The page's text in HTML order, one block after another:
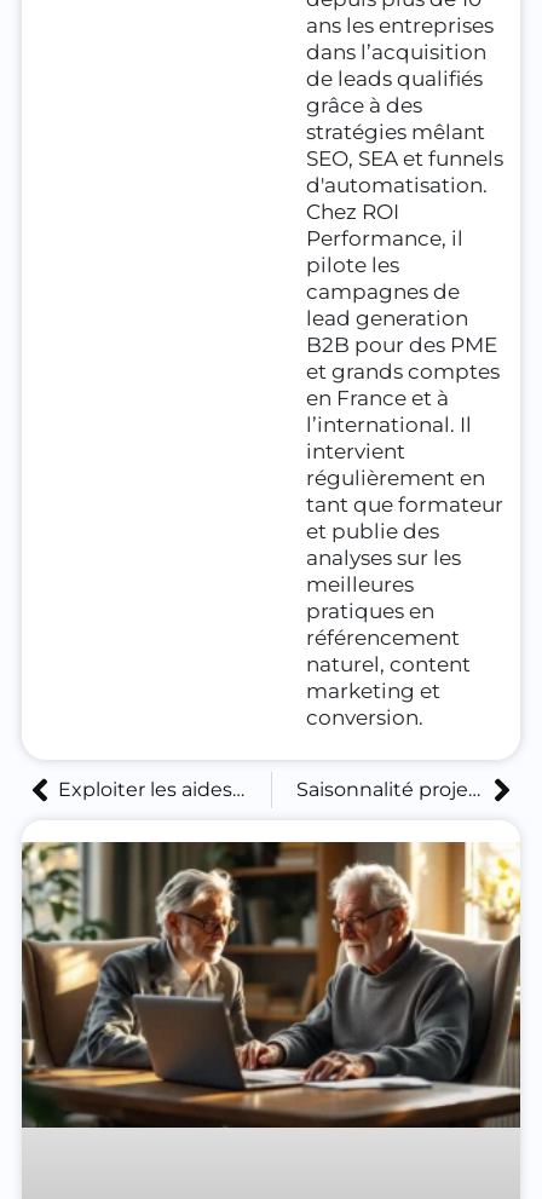
ans les entreprises
dans l’acquisition
de leads qualifiés
grâce à des
stratégies mêlant
SEO, SEA et funnels
d'automatisation.
Chez ROI
Performance, il
pilote les
campagnes de
lead generation
B2B pour des PME
et grands comptes
en France et à
l’international. Il
intervient
régulièrement en
tant que formateur
et publie des
analyses sur les
meilleures
pratiques en
référencement
naturel, content
marketing et
conversion.
Exploiter les aides handicap pour qualifier efficacement ses leads pmr Saisonnalité projets PMR : comment adapter sa stratégie d’acquisition de leads tout au long de l’année